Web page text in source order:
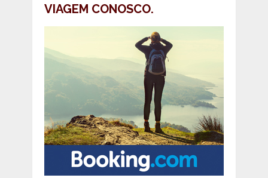
VIAGEM CONOSCO.